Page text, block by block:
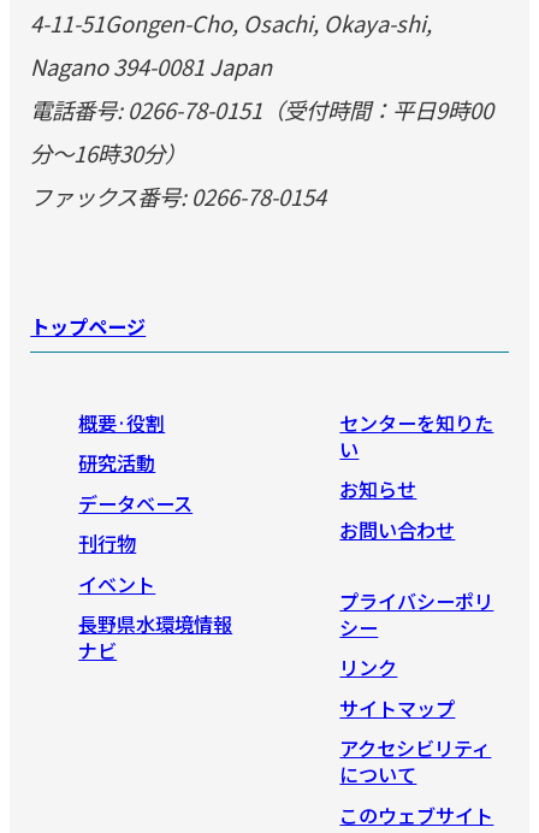
4-11-51Gongen-Cho, Osachi, Okaya-shi,
Nagano 394-0081 Japan
電話番号: 0266-78-0151（受付時間：平日9時00
分～16時30分）
ファックス番号: 0266-78-0154
トップページ
概要·役割
研究活動
データベース
刊行物
イベント
長野県水環境情報
ナビ
センターを知りた
い
お知らせ
お問い合わせ
プライバシーポリ
シー
リンク
サイトマップ
アクセシビリティ
について
このウェブサイト